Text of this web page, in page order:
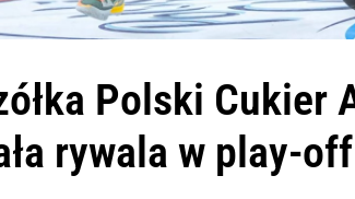
Polski Cukier
rywala w play-